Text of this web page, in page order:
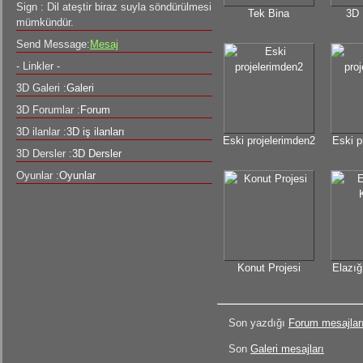
Tek Bina 3D
Eski projelerimden2 Eski
Konut Projesi
Son yazdığı Forum
Son Galeri mesajları
Sign : Dil ateştir biraz suyla söndürülmesi
mümkündür.
Send Message: Mesaj
- Linkler -
3D Galeri :Galeri
3D Forumlar : Forum
3D ilanlar :3D iş ilanları
3D Dersler :3D Dersler
Oyunlar :Oyunlar